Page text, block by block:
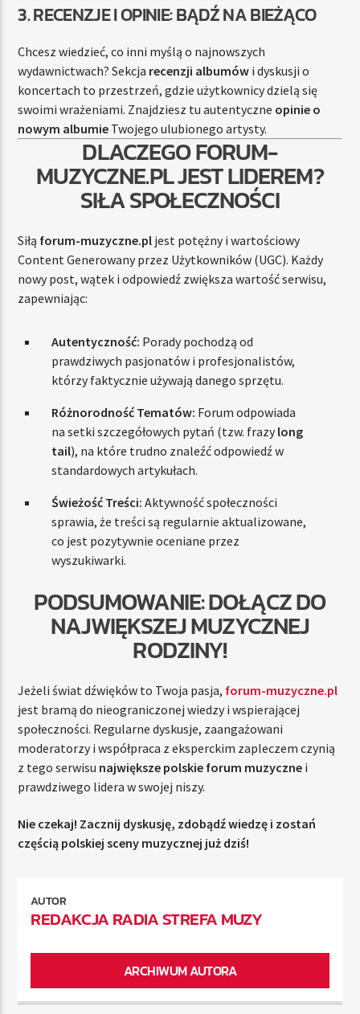
3. RECENZJE I OPINIE: BĄDŹ NA BIEŻĄCO
Chcesz wiedzieć, co inni myślą o najnowszych
wydawnictwach? Sekcja recenzji albumów i dyskusji o
koncertach to przestrzeń, gdzie użytkownicy dzielą się
swoimi wrażeniami. Znajdziesz tu autentyczne opinie o
nowym albumie Twojego ulubionego artysty.
DLACZEGO FORUM-
MUZYCZNE.PL JEST LIDEREM?
SIŁA SPOŁECZNOŚCI
Siłą forum-muzyczne.pl jest potężny i wartościowy
Content Generowany przez Użytkowników (UGC). Każdy
nowy post, wątek i odpowiedź zwiększa wartość serwisu,
zapewniając:
Autentyczność: Porady pochodzą od
prawdziwych pasjonatów i profesjonalistów,
którzy faktycznie używają danego sprzętu.
Różnorodność Tematów: Forum odpowiada
na setki szczegółowych pytań (tzw. frazylong
tail), na które trudno znaleźć odpowiedź w
standardowych artykułach.
Świeżość Treści: Aktywność społeczności
sprawia, że treści są regularnie aktualizowane,
co jest pozytywnie oceniane przez
wyszukiwarki.
PODSUMOWANIE: DOŁĄCZ DO
NAJWIĘKSZEJ MUZYCZNEJ
RODZINY!
Jeżeli świat dźwięków to Twoja pasja, forum-muzyczne.pl
jest bramą do nieograniczonej wiedzy i wspierającej
społeczności. Regularne dyskusje, zaangażowani
moderatorzy i współpraca z eksperckim zapleczem czynią
z tego serwisu największe polskie forum muzyczne i
prawdziwego lidera w swojej niszy.
Nie czekaj! Zacznij dyskusję, zdobądź wiedzę i zostań
częścią polskiej sceny muzycznej już dziś!
AUTOR
REDAKCJA RADIA STREFA MUZY
ARCHIWUM AUTORA